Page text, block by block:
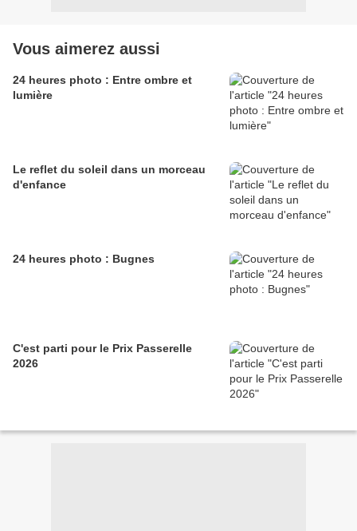
Vous aimerez aussi
24 heures photo : Entre ombre et
lumière
Le reflet du soleil dans un morceau
d'enfance
24 heures photo : Bugnes
C'est parti pour le Prix Passerelle
2026